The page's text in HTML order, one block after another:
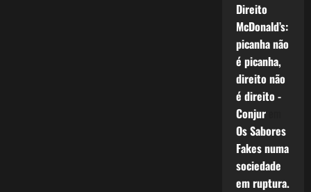
Direito
McDonald’s:
picanha não
é picanha,
direito não
é direito -
Conjurem
Os Sabores
Fakes numa
sociedade
em ruptura.